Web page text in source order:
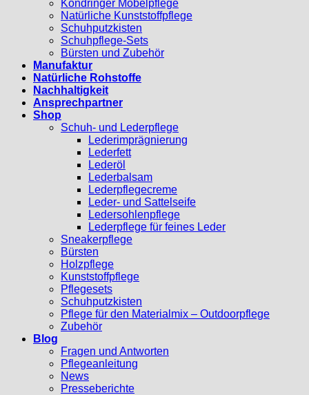
Köndringer Möbelpflege
Natürliche Kunststoffpflege
Schuhputzkisten
Schuhpflege-Sets
Bürsten und Zubehör
Manufaktur
Natürliche Rohstoffe
Nachhaltigkeit
Ansprechpartner
Shop
Schuh- und Lederpflege
Lederimprägnierung
Lederfett
Lederöl
Lederbalsam
Lederpflegecreme
Leder- und Sattelseife
Ledersohlenpflege
Lederpflege für feines Leder
Sneakerpflege
Bürsten
Holzpflege
Kunststoffpflege
Pflegesets
Schuhputzkisten
Pflege für den Materialmix – Outdoorpflege
Zubehör
Blog
Fragen und Antworten
Pflegeanleitung
News
Presseberichte